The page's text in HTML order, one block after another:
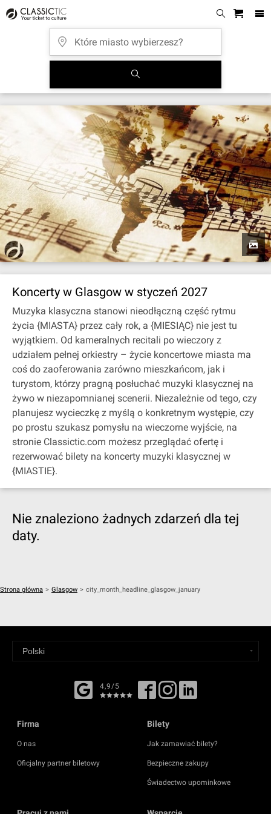
Koncerty w Glasgow w styczeń 2027
Muzyka klasyczna stanowi nieodłączną część rytmu
życia {MIASTA} przez cały rok, a {MIESIĄC} nie jest tu
wyjątkiem. Od kameralnych recitali po wieczory z
udziałem pełnej orkiestry – życie koncertowe miasta ma
coś do zaoferowania zarówno mieszkańcom, jak i
turystom, którzy pragną posłuchać muzyki klasycznej na
żywo w niezapomnianej scenerii. Niezależnie od tego, czy
planujesz wycieczkę z myślą o konkretnym występie, czy
po prostu szukasz pomysłu na wieczorne wyjście, na
stronie Classictic.com możesz przeglądać ofertę i
rezerwować bilety na koncerty muzyki klasycznej w
{MIASTIE}.
Nie znaleziono żadnych zdarzeń dla tej
daty.
Strona główna > Glasgow > city_month_headline_glasgow_january
4,9/5
Firma
O nas
Oficjalny partner biletowy
Bilety
Jak zamawiać bilety?
Bezpieczne zakupy
Świadectwo upominkowe